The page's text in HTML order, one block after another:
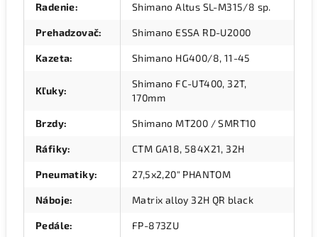
Radenie: Shimano Altus SL-M315/8 sp.
Prehadzovač: Shimano ESSA RD-U2000
Kazeta: Shimano HG400/8, 11-45
Kľuky:
Shimano FC-UT400, 32T,
170mm
Brzdy: Shimano MT200 / SMRT10
Ráfiky: CTM GA18, 584X21, 32H
Pneumatiky: 27,5x2,20" PHANTOM
Náboje: Matrix alloy 32H QR black
Pedále: FP-873ZU